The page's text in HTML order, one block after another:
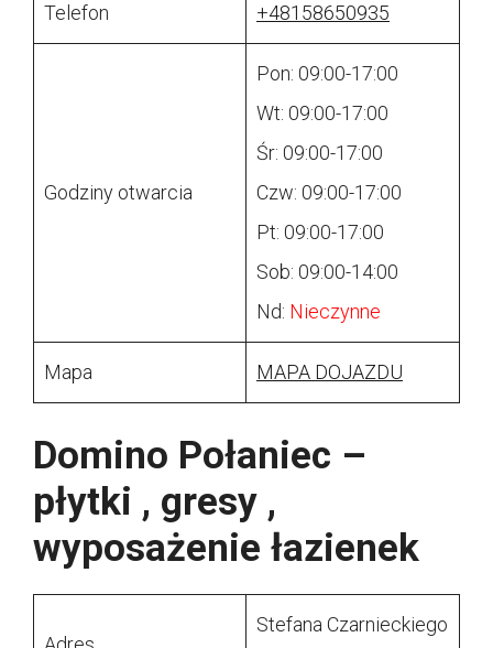
Telefon +48158650935
Godziny otwarcia
Pon: 09:00-17:00
Wt: 09:00-17:00
Śr: 09:00-17:00
Czw: 09:00-17:00
Pt: 09:00-17:00
Sob: 09:00-14:00
Nd: Nieczynne
Mapa MAPA DOJAZDU
Domino Połaniec –
płytki , gresy ,
wyposażenie łazienek
Stefana Czarnieckiego